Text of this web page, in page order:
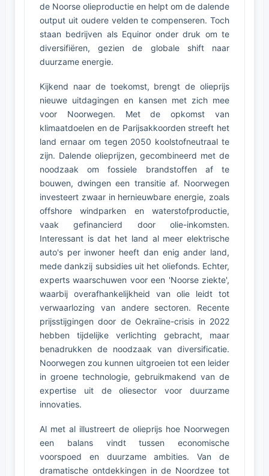
de Noorse olieproductie en helpt om de dalende
output uit oudere velden te compenseren. Toch
staan bedrijven als Equinor onder druk om te
diversifiëren, gezien de globale shift naar
duurzame energie.
Kijkend naar de toekomst, brengt de olieprijs
nieuwe uitdagingen en kansen met zich mee
voor Noorwegen. Met de opkomst van
klimaatdoelen en de Parijsakkoorden streeft het
land ernaar om tegen 2050 koolstofneutraal te
zijn. Dalende olieprijzen, gecombineerd met de
noodzaak om fossiele brandstoffen af te
bouwen, dwingen een transitie af. Noorwegen
investeert zwaar in hernieuwbare energie, zoals
offshore windparken en waterstofproductie,
vaak gefinancierd door olie-inkomsten.
Interessant is dat het land al meer elektrische
auto's per inwoner heeft dan enig ander land,
mede dankzij subsidies uit het oliefonds. Echter,
experts waarschuwen voor een 'Noorse ziekte',
waarbij overafhankelijkheid van olie leidt tot
verwaarlozing van andere sectoren. Recente
prijsstijgingen door de Oekraïne-crisis in 2022
hebben tijdelijke verlichting gebracht, maar
benadrukken de noodzaak van diversificatie.
Noorwegen zou kunnen uitgroeien tot een leider
in groene technologie, gebruikmakend van de
expertise uit de oliesector voor duurzame
innovaties.
Al met al illustreert de olieprijs hoe Noorwegen
een balans vindt tussen economische
voorspoed en duurzame ambities. Van de
dramatische ontdekkingen in de Noordzee tot